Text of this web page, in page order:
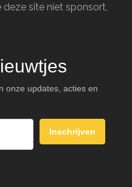
site niet sponsort,
onze updates, acties en
Inschrijven